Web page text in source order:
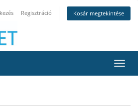
Regisztráció Kosár megtekintése
a